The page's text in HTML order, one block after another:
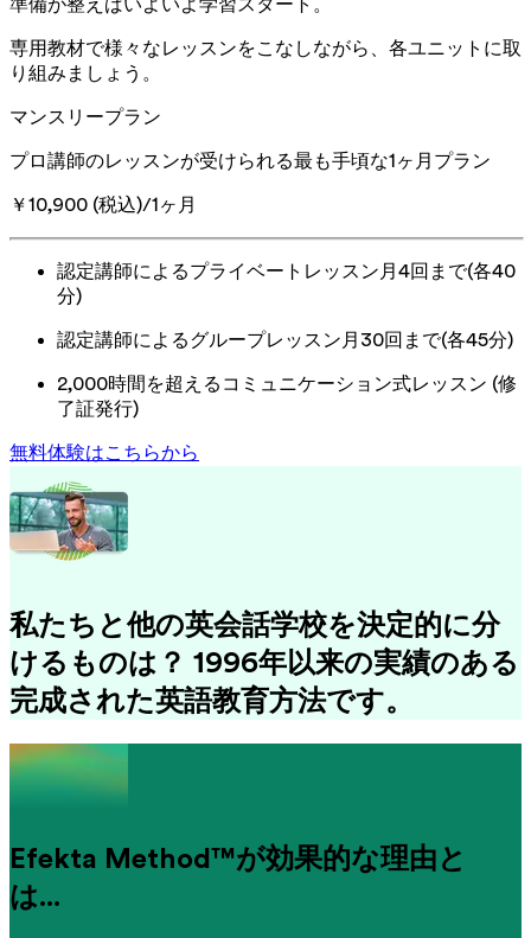
準備が整えばいよいよ学習スタート。
専用教材で様々なレッスンをこなしながら、各ユニットに取
り組みましょう。
マンスリープラン
プロ講師のレッスンが受けられる最も手頃な1ヶ月プラン
￥10,900 (税込)/1ヶ月
認定講師によるプライベートレッスン月4回まで(各40
分)
認定講師によるグループレッスン月30回まで(各45分)
2,000時間を超えるコミュニケーション式レッスン (修
了証発行)
無料体験はこちらから
私たちと他の英会話学校を決定的に分
けるものは？ 1996年以来の実績のある
完成された英語教育方法です。
Efekta Method™が効果的な理由と
は...